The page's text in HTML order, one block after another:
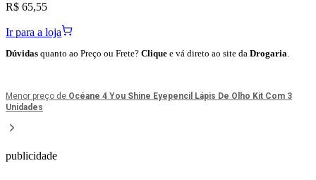
R$ 65,55
Ir para a loja
Dúvidas quanto ao Preço ou Frete? Clique e vá direto ao site da Drogaria.
Menor preço de Océane 4 You Shine Eyepencil Lápis De Olho Kit Com 3
Unidades
publicidade